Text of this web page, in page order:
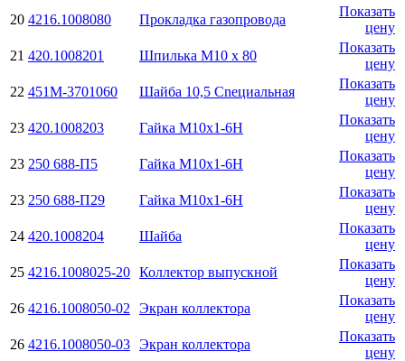
20 4216.1008080 Прокладка газопровода
Показать
цену
21 420.1008201 Шпилька М10 х 80
Показать
цену
22 451М-3701060 Шайба 10,5 Cnециальная
Показать
цену
23 420.1008203 Гайка М10х1-6H
Показать
цену
23 250 688-П5 Гайка М10х1-6H
Показать
цену
23 250 688-П29 Гайка М10х1-6H
Показать
цену
24 420.1008204 Шайба
Показать
цену
25 4216.1008025-20 Коллектор выпускной
Показать
цену
26 4216.1008050-02 Экран коллектора
Показать
цену
26 4216.1008050-03 Экран коллектора
Показать
цену